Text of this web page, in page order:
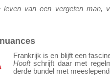
leven van een vergeten man,
Frankrijk is en blijft een
Hooftschrijft daar met
derde bundel met